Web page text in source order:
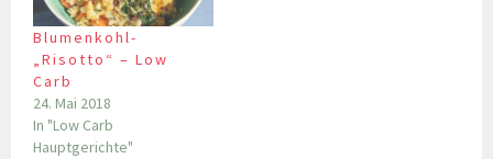
Blumenkohl-
„Risotto“ – Low
Carb
24. Mai 2018
In "Low Carb
Hauptgerichte"